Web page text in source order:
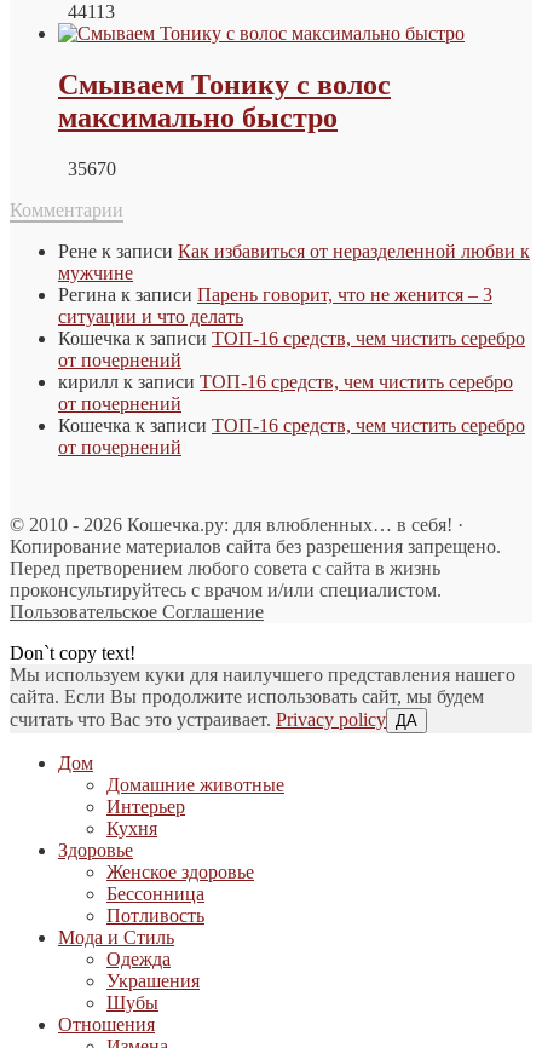
44113
Смываем Тонику с волос
максимально быстро
35670
Комментарии
Рене к записи Как избавиться от неразделенной любви к
мужчине
Регина к записи Парень говорит, что не женится – 3
ситуации и что делать
Кошечка к записи ТОП-16 средств, чем чистить серебро
от почернений
кирилл к записи ТОП-16 средств, чем чистить серебро
от почернений
Кошечка к записи ТОП-16 средств, чем чистить серебро
от почернений
© 2010 - 2026 Кошечка.ру: для влюбленных… в себя! ·
Копирование материалов сайта без разрешения запрещено.
Перед претворением любого совета с сайта в жизнь
проконсультируйтесь с врачом и/или специалистом.
Пользовательское Соглашение
Don`t copy text!
Мы используем куки для наилучшего представления нашего
сайта. Если Вы продолжите использовать сайт, мы будем
считать что Вас это устраивает. Privacy policy ДА
Дом
Домашние животные
Интерьер
Кухня
Здоровье
Женское здоровье
Бессонница
Потливость
Мода и Стиль
Одежда
Украшения
Шубы
Отношения